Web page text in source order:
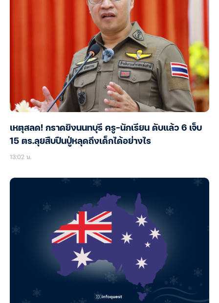
เหตุสลด! กราดยิงนนทบุรี ครู-นักเรียน ดับแล้ว 6 เจ็บ
15 ตร.ลุยสืบปืนปู่หลุดถึงเด็กได้อย่างไร
13:02 น.